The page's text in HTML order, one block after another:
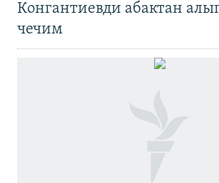
Конгантиевди абактан
чечим